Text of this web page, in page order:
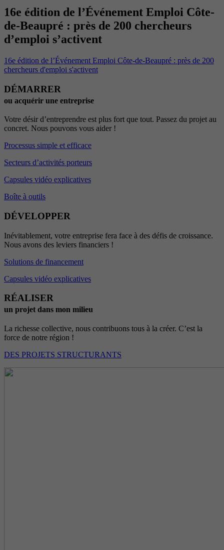
16e édition de l’Événement Emploi Côte-
de-Beaupré : près de 200 chercheurs
d’emploi s’activent
16e édition de l’Événement Emploi Côte-de-Beaupré : près de 200
chercheurs d'emploi s'activent
DÉMARRER
ou acquérir une entreprise
Votre désir d’entreprendre est plus fort que tout. Passez du projet au
concret. Nous pouvons vous aider !
Processus simple et efficace
Secteurs d’activités porteurs
Capsules vidéo explicatives
Boîte à outils
DÉVELOPPER
Inévitablement, votre entreprise fera face à des défis de croissance.
Nous avons des leviers financiers !
Solutions de financement
Capsules vidéo explicatives
RÉALISER
un projet dans mon milieu
La richesse collective, nous contribuons tous à la créer. C’est la
force de notre région !
DES PROJETS STRUCTURANTS